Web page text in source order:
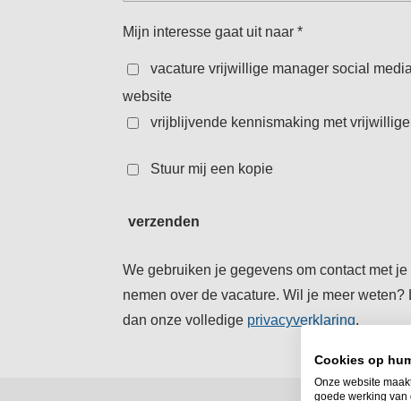
Mijn interesse gaat uit naar *
vacature vrijwillige manager social
website
vrijblijvende kennismaking met
Stuur mij een kopie
verzenden
We gebruiken je gegevens om contact met je
nemen over de vacature. Wil je meer weten?
dan onze volledige privacyverklaring.
Cookies op
Onze website
goede werking van